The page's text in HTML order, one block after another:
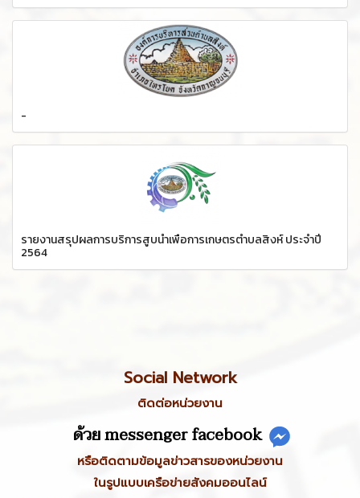
-
รายงานสรุปผลการบริการสูบน้ำเพื่อการเกษตรตำบลสิงห์ ประจำปี
2564
Social Network
ติดต่อหน่วยงาน
ด้วย messenger facebook
หรือติดตามข้อมูลข่าวสารของหน่วยงาน
ในรูปแบบเครือข่ายสังคมออนไลน์